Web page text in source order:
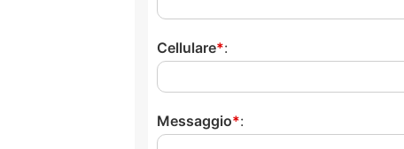
Cellulare :
Messaggio :